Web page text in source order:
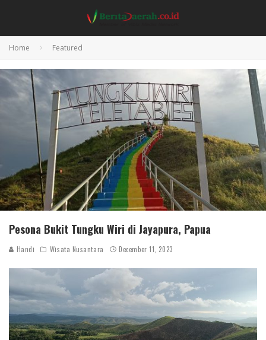
Home Featured
Pesona Bukit Tungku Wiri di Jayapura, Papua
Handi Wisata Nusantara December 11, 2023